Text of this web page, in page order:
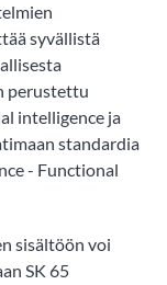
syvällistä
perustettu
intelligence ja
standardia
- Functional
sisältöön voi
SK 65